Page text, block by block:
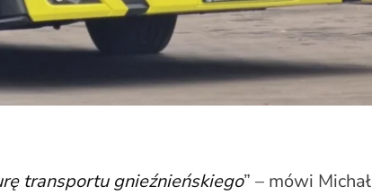
transportu gnieźnieńskiego” – mówi Michał